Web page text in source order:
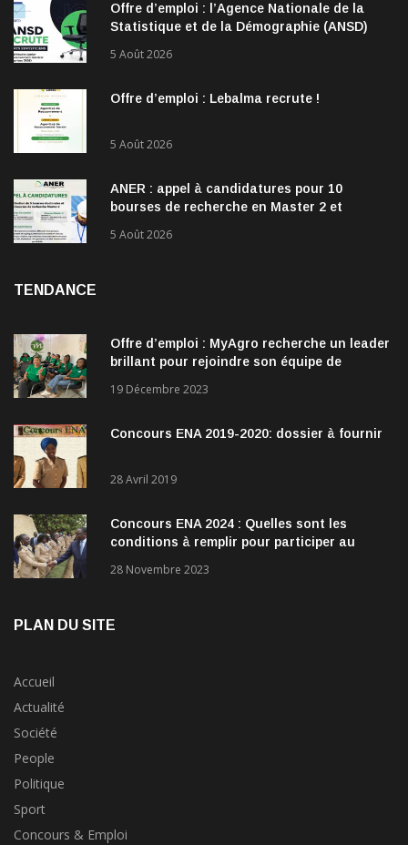
Offre d’emploi : l’Agence Nationale de la
Statistique et de la Démographie (ANSD)
5 Août 2026
Offre d’emploi : Lebalma recrute !
5 Août 2026
ANER : appel à candidatures pour 10
bourses de recherche en Master 2 et
5 Août 2026
TENDANCE
Offre d’emploi : MyAgro recherche un leader
brillant pour rejoindre son équipe de
19 Décembre 2023
Concours ENA 2019-2020: dossier à fournir
28 Avril 2019
Concours ENA 2024 : Quelles sont les
conditions à remplir pour participer au
28 Novembre 2023
PLAN DU SITE
Accueil
Actualité
Société
People
Politique
Sport
Concours & Emploi